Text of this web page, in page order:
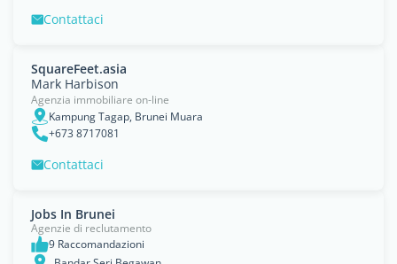
Contattaci
SquareFeet.asia
Mark Harbison
Agenzia immobiliare on-line
Kampung Tagap, Brunei Muara
+673 8717081
Contattaci
Jobs In Brunei
Agenzie di reclutamento
9 Raccomandazioni